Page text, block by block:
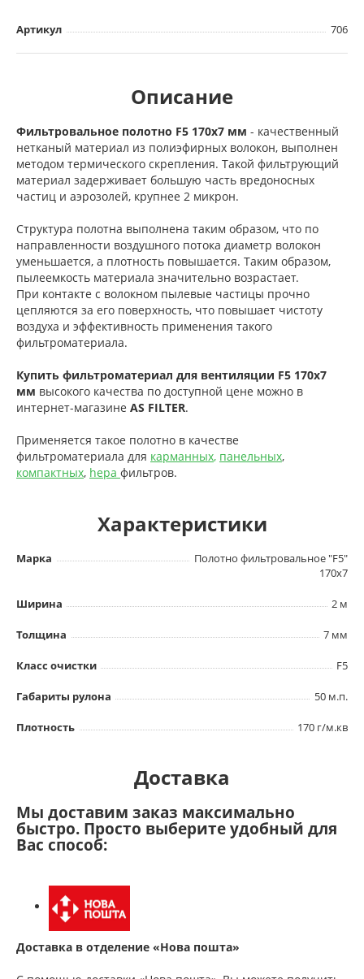
Артикул 706
Описание
Фильтровальное полотно F5 170x7 мм - качественный
нетканый материал из полиэфирных волокон, выполнен
методом термического скрепления. Такой фильтрующий
материал задерживает большую часть вредоносных
частиц и аэрозолей, крупнее 2 микрон.
Структура полотна выполнена таким образом, что по
направленности воздушного потока диаметр волокон
уменьшается, а плотность повышается. Таким образом,
пылеемкость материала значительно возрастает.
При контакте с волокном пылевые частицы прочно
цепляются за его поверхность, что повышает чистоту
воздуха и эффективность применения такого
фильтроматериала.
Купить фильтроматериал для вентиляции F5 170x7
мм высокого качества по доступной цене можно в
интернет-магазине AS FILTER.
Применяется такое полотно в качестве
фильтроматериала для карманных, панельных,
компактных, hepa фильтров.
Характеристики
Марка
Полотно фильтровальное "F5"
170x7
Ширина 2 м
Толщина 7 мм
Класс очистки F5
Габариты рулона 50 м.п.
Плотность 170 г/м.кв
Доставка
Мы доставим заказ максимально
быстро. Просто выберите удобный для
Вас способ:
Доставка в отделение «Нова пошта»